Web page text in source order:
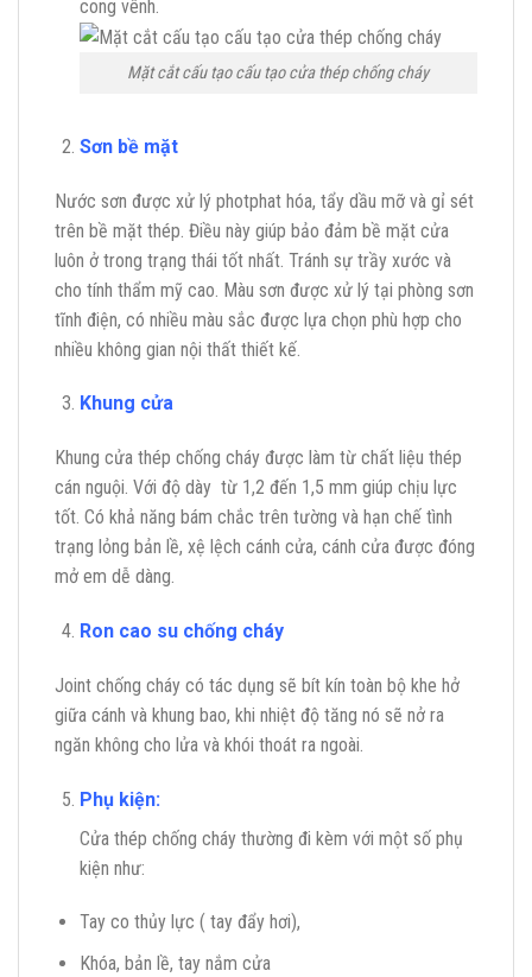
cong vênh.
Mặt cắt cấu tạo cấu tạo cửa thép chống cháy
Sơn bề mặt
Nước sơn được xử lý photphat hóa, tẩy dầu mỡ và gỉ sét
trên bề mặt thép. Điều này giúp bảo đảm bề mặt cửa
luôn ở trong trạng thái tốt nhất. Tránh sự trầy xước và
cho tính thẩm mỹ cao. Màu sơn được xử lý tại phòng sơn
tĩnh điện, có nhiều màu sắc được lựa chọn phù hợp cho
nhiều không gian nội thất thiết kế.
Khung cửa
Khung cửa thép chống cháy được làm từ chất liệu thép
cán nguội. Với độ dày từ 1,2 đến 1,5 mm giúp chịu lực
tốt. Có khả năng bám chắc trên tường và hạn chế tình
trạng lỏng bản lề, xệ lệch cánh cửa, cánh cửa được đóng
mở em dễ dàng.
Ron cao su chống cháy
Joint chống cháy có tác dụng sẽ bít kín toàn bộ khe hở
giữa cánh và khung bao, khi nhiệt độ tăng nó sẽ nở ra
ngăn không cho lửa và khói thoát ra ngoài.
Phụ kiện:
Cửa thép chống cháy thường đi kèm với một số phụ
kiện như:
Tay co thủy lực ( tay đẩy hơi),
Khóa, bản lề, tay nắm cửa